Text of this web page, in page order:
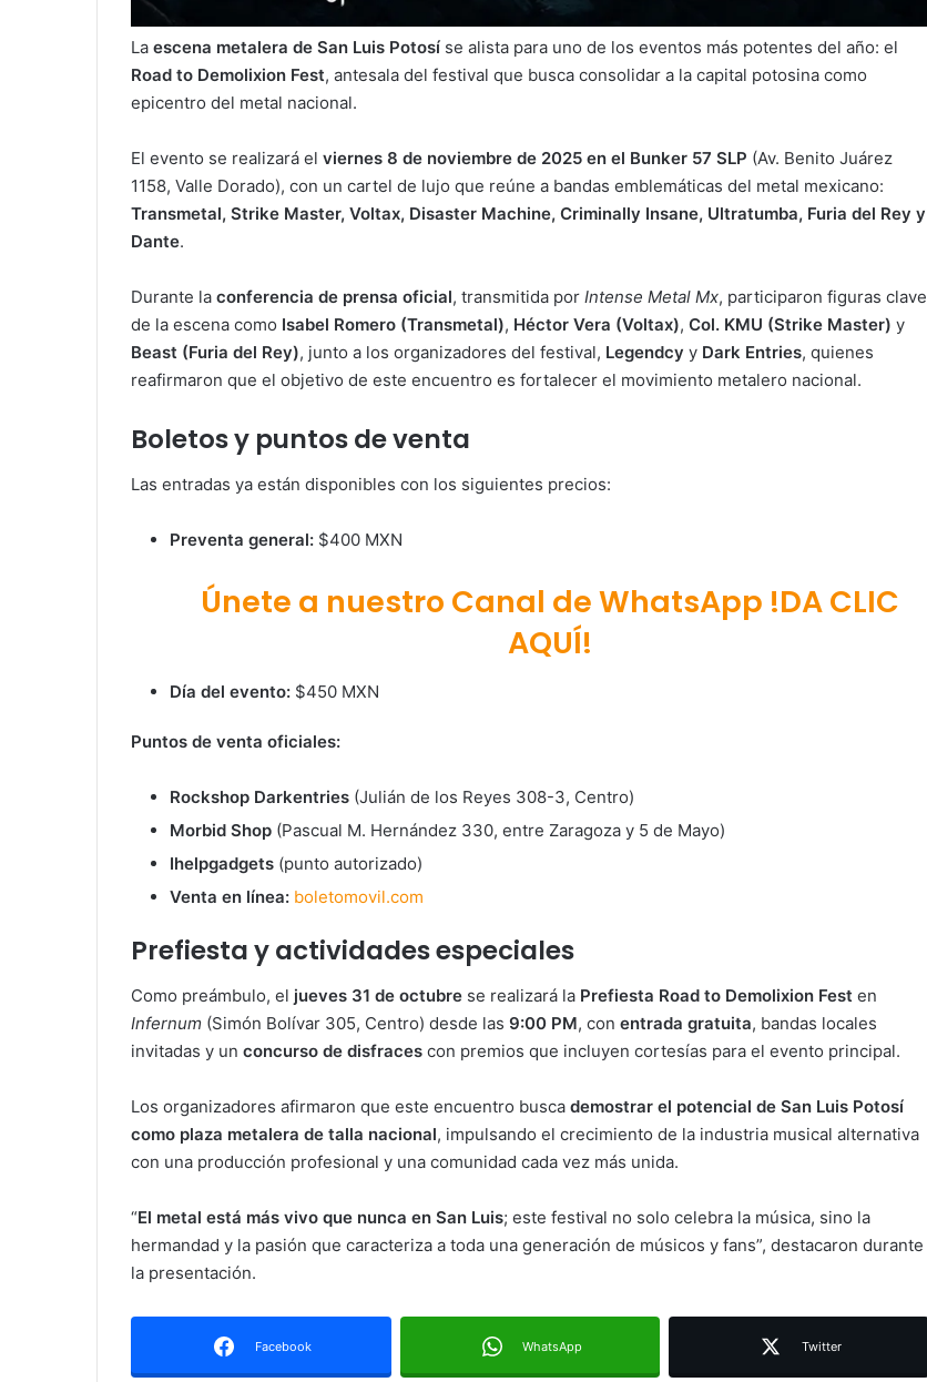
La escena metalera de San Luis Potosí se alista para uno de los eventos más potentes del año: el
Road to Demolixion Fest, antesala del festival que busca consolidar a la capital potosina como
epicentro del metal nacional.
El evento se realizará el viernes 8 de noviembre de 2025 en el Bunker 57 SLP (Av. Benito Juárez
1158, Valle Dorado), con un cartel de lujo que reúne a bandas emblemáticas del metal mexicano:
Transmetal, Strike Master, Voltax, Disaster Machine, Criminally Insane, Ultratumba, Furia del Rey y
Dante.
Durante la conferencia de prensa oficial, transmitida por Intense Metal Mx, participaron figuras clave
de la escena como Isabel Romero (Transmetal), Héctor Vera (Voltax), Col. KMU (Strike Master) y
Beast (Furia del Rey), junto a los organizadores del festival, Legendcy y Dark Entries, quienes
reafirmaron que el objetivo de este encuentro es fortalecer el movimiento metalero nacional.
Boletos y puntos de venta
Las entradas ya están disponibles con los siguientes precios:
Preventa general: $400 MXN
Únete a nuestro Canal de WhatsApp !DA CLIC
AQUÍ!
Día del evento: $450 MXN
Puntos de venta oficiales:
Rockshop Darkentries (Julián de los Reyes 308-3, Centro)
Morbid Shop (Pascual M. Hernández 330, entre Zaragoza y 5 de Mayo)
Ihelpgadgets (punto autorizado)
Venta en línea: boletomovil.com
Prefiesta y actividades especiales
Como preámbulo, el jueves 31 de octubre se realizará la Prefiesta Road to Demolixion Fest en
Infernum (Simón Bolívar 305, Centro) desde las 9:00 PM, con entrada gratuita, bandas locales
invitadas y un concurso de disfraces con premios que incluyen cortesías para el evento principal.
Los organizadores afirmaron que este encuentro busca demostrar el potencial de San Luis Potosí
como plaza metalera de talla nacional, impulsando el crecimiento de la industria musical alternativa
con una producción profesional y una comunidad cada vez más unida.
“El metal está más vivo que nunca en San Luis; este festival no solo celebra la música, sino la
hermandad y la pasión que caracteriza a toda una generación de músicos y fans”, destacaron durante
la presentación.
Facebook WhatsApp Twitter
Ruth González destaca impacto del
Gobierno del Estado